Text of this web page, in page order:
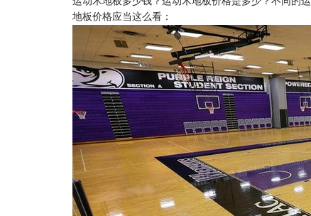
地板价格应当这么看：